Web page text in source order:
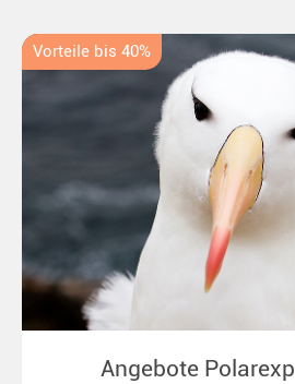
Vorteile bis 40%
Angebote